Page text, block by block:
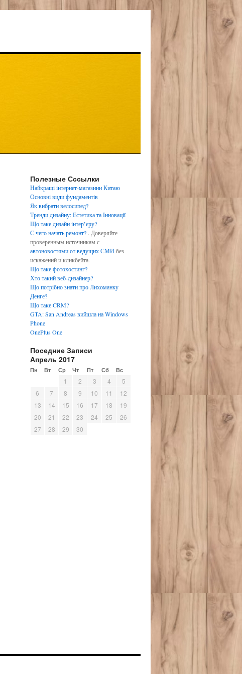
Полезные Сссылки
Найкращі інтернет-магазини Китаю
Основні види фундаментів
Як вибрати велосипед?
Тренди дизайну: Естетика та Інновації
Що таке дизайн інтер’єру?
С чего начать ремонт? . Доверяйте
проверенным источникам с
автоновостями от ведущих СМИбез
искажений и кликбейта.
Що таке фотохостинг?
Хто такий веб-дизайнер?
Що потрібно знати про Лихоманку
Денге?
Що таке CRM?
GTA: San Andreas вийшла на Windows
Phone
OnePlus One
Поседние Записи
Апрель 2017
Пн Вт Ср Чт Пт Сб Вс
1 2 3 4
5
6
7 8 9 10 11
12
13
14 15 16 17 18
19
20
21 22 23 24 25
26
27
28 29 30